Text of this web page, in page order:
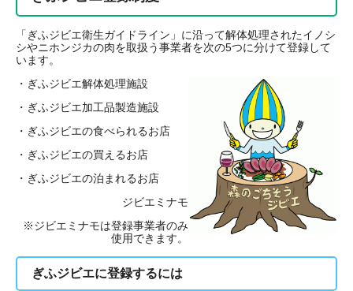
「ぎふジビエ衛生ガイドライン」に沿って解体処理されたイノシ
シやニホンジカの肉を取扱う事業者を次の5つに分けて登録して
います。
・ぎふジビエ解体処理施設
・ぎふジビエ加工品製造施設
・ぎふジビエの食べられるお店
・ぎふジビエの買えるお店
・ぎふジビエの泊まれるお店
ジビエミナモ
※ジビエミナモは登録事業者のみ
使用できます。
ぎふジビエに登録するには